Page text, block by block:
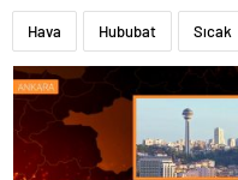
Hava Hububat Sıcak